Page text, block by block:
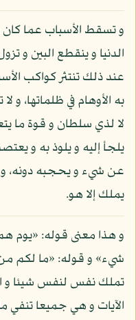
و تسقط الأسباب عما كان
الدنيا و ينقطع البين و
عند ذلك تنتثر كواكب
به الأوهام في ظلماتها،
لا لذي سلطان و قوة ما
يلجأ إليه و يلوذ به و
عن شيء و يحجبه دونه، و
يملك إلا هو.
و هذا معنى قوله: «يوم
شيء» و قوله: «ما لكم
تملك نفس لنفس شيئا و
الآيات و هي جميعا تنفي